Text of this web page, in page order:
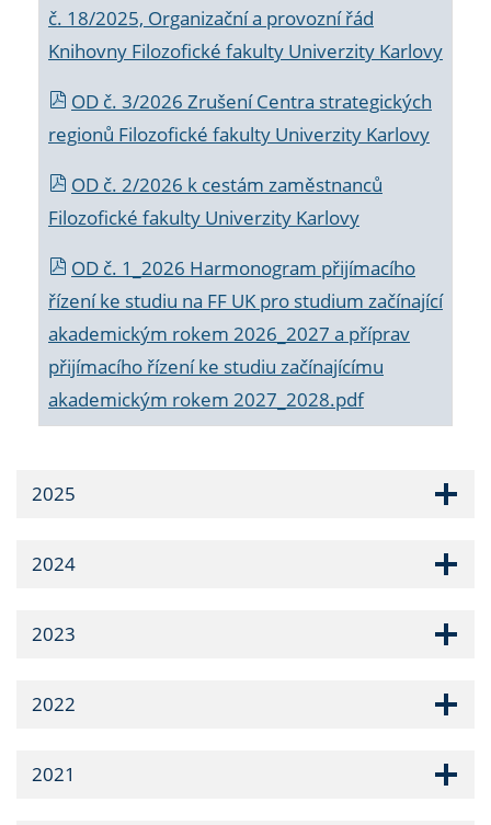
č. 18/2025, Organizační a provozní řád
Knihovny Filozofické fakulty Univerzity Karlovy
OD č. 3/2026 Zrušení Centra strategických
regionů Filozofické fakulty Univerzity Karlovy
OD č. 2/2026 k cestám zaměstnanců
Filozofické fakulty Univerzity Karlovy
OD č. 1_2026 Harmonogram přijímacího
řízení ke studiu na FF UK pro studium začínající
akademickým rokem 2026_2027 a příprav
přijímacího řízení ke studiu začínajícímu
akademickým rokem 2027_2028.pdf
2025
2024
2023
2022
2021